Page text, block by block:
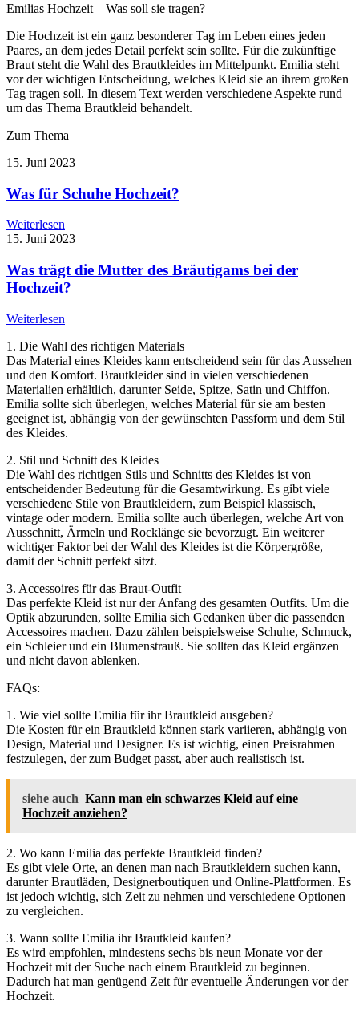
Emilias Hochzeit – Was soll sie tragen?
Die Hochzeit ist ein ganz besonderer Tag im Leben eines jeden
Paares, an dem jedes Detail perfekt sein sollte. Für die zukünftige
Braut steht die Wahl des Brautkleides im Mittelpunkt. Emilia steht
vor der wichtigen Entscheidung, welches Kleid sie an ihrem großen
Tag tragen soll. In diesem Text werden verschiedene Aspekte rund
um das Thema Brautkleid behandelt.
Zum Thema
15. Juni 2023
Was für Schuhe Hochzeit?
Weiterlesen
15. Juni 2023
Was trägt die Mutter des Bräutigams bei der
Hochzeit?
Weiterlesen
1. Die Wahl des richtigen Materials
Das Material eines Kleides kann entscheidend sein für das Aussehen
und den Komfort. Brautkleider sind in vielen verschiedenen
Materialien erhältlich, darunter Seide, Spitze, Satin und Chiffon.
Emilia sollte sich überlegen, welches Material für sie am besten
geeignet ist, abhängig von der gewünschten Passform und dem Stil
des Kleides.
2. Stil und Schnitt des Kleides
Die Wahl des richtigen Stils und Schnitts des Kleides ist von
entscheidender Bedeutung für die Gesamtwirkung. Es gibt viele
verschiedene Stile von Brautkleidern, zum Beispiel klassisch,
vintage oder modern. Emilia sollte auch überlegen, welche Art von
Ausschnitt, Ärmeln und Rocklänge sie bevorzugt. Ein weiterer
wichtiger Faktor bei der Wahl des Kleides ist die Körpergröße,
damit der Schnitt perfekt sitzt.
3. Accessoires für das Braut-Outfit
Das perfekte Kleid ist nur der Anfang des gesamten Outfits. Um die
Optik abzurunden, sollte Emilia sich Gedanken über die passenden
Accessoires machen. Dazu zählen beispielsweise Schuhe, Schmuck,
ein Schleier und ein Blumenstrauß. Sie sollten das Kleid ergänzen
und nicht davon ablenken.
FAQs:
1. Wie viel sollte Emilia für ihr Brautkleid ausgeben?
Die Kosten für ein Brautkleid können stark variieren, abhängig von
Design, Material und Designer. Es ist wichtig, einen Preisrahmen
festzulegen, der zum Budget passt, aber auch realistisch ist.
siehe auch Kann man ein schwarzes Kleid auf eine
Hochzeit anziehen?
2. Wo kann Emilia das perfekte Brautkleid finden?
Es gibt viele Orte, an denen man nach Brautkleidern suchen kann,
darunter Brautläden, Designerboutiquen und Online-Plattformen. Es
ist jedoch wichtig, sich Zeit zu nehmen und verschiedene Optionen
zu vergleichen.
3. Wann sollte Emilia ihr Brautkleid kaufen?
Es wird empfohlen, mindestens sechs bis neun Monate vor der
Hochzeit mit der Suche nach einem Brautkleid zu beginnen.
Dadurch hat man genügend Zeit für eventuelle Änderungen vor der
Hochzeit.